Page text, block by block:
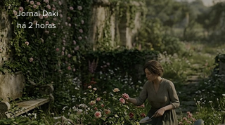
Jornal Daki
há 2 horas